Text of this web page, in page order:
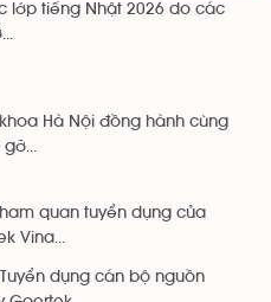
lớp tiếng Nhật 2026 do các
Hà Nội đồng hành cùng
quan tuyển dụng của
Vina...
dụng cán bộ nguồn